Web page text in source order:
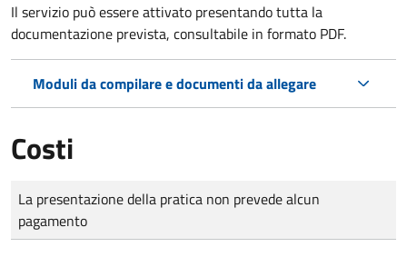
Il servizio può essere attivato presentando tutta la
documentazione prevista, consultabile in formato PDF.
Moduli da compilare e documenti da allegare
Costi
Tipo di pagamento
Importo
La presentazione della pratica non prevede alcun
pagamento